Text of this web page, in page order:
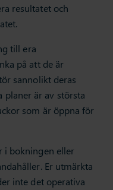
resultatet och
till era
på att de är
sannolikt deras
planer är av största
som är öppna för
i bokningen eller
Er utmärkta
inte det operativa